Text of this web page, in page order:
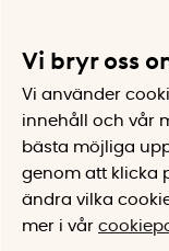
Vi bryr oss
Vi använder
innehåll och vår
bästa möjliga
genom att klicka
ändra vilka
mer i vår